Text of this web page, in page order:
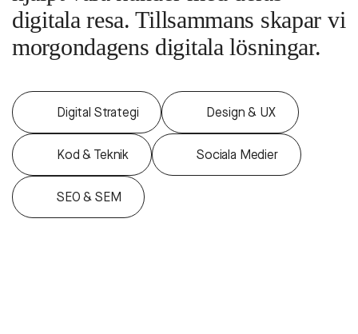
skapar vi morgondagens digitala
lösningar.
Digital Strategi Design & UX
Kod & Teknik Sociala Medier
SEO & SEM